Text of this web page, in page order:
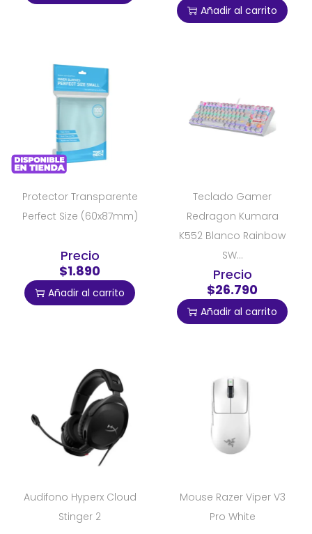
Añadir al carrito
Protector Transparente
Perfect Size (60x87mm)
Precio
$1.890
Añadir al carrito
Teclado Gamer
Redragon Kumara
K552 Blanco Rainbow
SW...
Precio
$26.790
Añadir al carrito
Audifono Hyperx Cloud
Stinger 2
Mouse Razer Viper V3
Pro White